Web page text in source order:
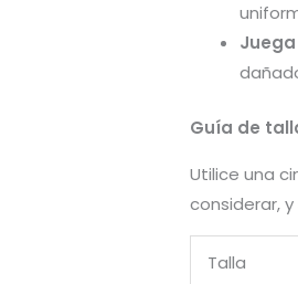
Guía de
Utilice una
considerar,
Talla